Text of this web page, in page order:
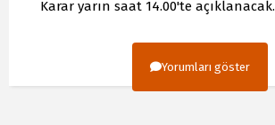
Karar yarın saat 14.00'te açıklanacak.
Yorumları göster